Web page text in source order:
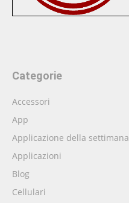
Categorie
Accessori
App
Applicazione della settimana
Applicazioni
Blog
Cellulari